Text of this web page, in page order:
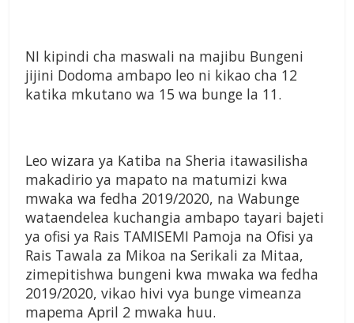
NI kipindi cha maswali na majibu Bungeni
jijini Dodoma ambapo leo ni kikao cha 12
katika mkutano wa 15 wa bunge la 11.
Leo wizara ya Katiba na Sheria itawasilisha
makadirio ya mapato na matumizi kwa
mwaka wa fedha 2019/2020, na Wabunge
wataendelea kuchangia ambapo tayari bajeti
ya ofisi ya Rais TAMISEMI Pamoja na Ofisi ya
Rais Tawala za Mikoa na Serikali za Mitaa,
zimepitishwa bungeni kwa mwaka wa fedha
2019/2020, vikao hivi vya bunge vimeanza
mapema April 2 mwaka huu.